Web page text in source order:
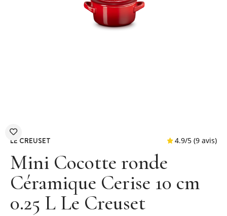
LE CREUSET
Mini Cocotte ronde
Céramique Cerise 10 cm
0.25 L Le Creuset